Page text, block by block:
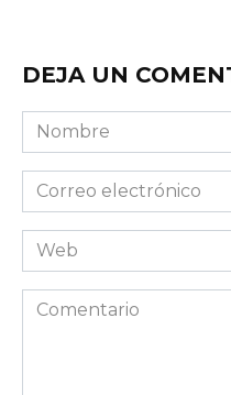
DEJA UN
Nombre
Correo
electrónico
Web
Comentario